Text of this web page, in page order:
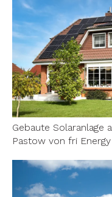
Gebaute Solaranlage
Pastow von fri Energy